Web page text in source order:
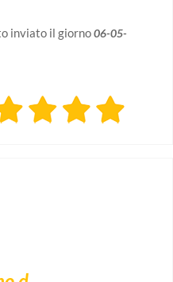
inviato il giorno06-05-